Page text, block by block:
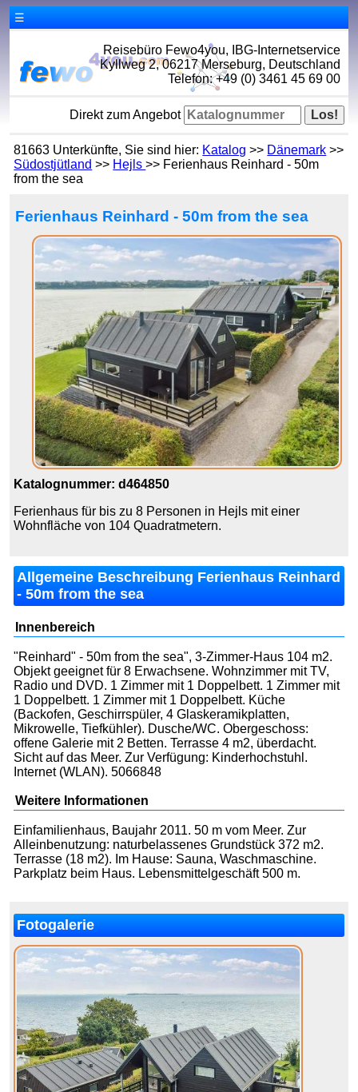
☰
Reisebüro Fewo4you, IBG-Internetservice
Kyllweg 2, 06217 Merseburg, Deutschland
Telefon: +49 (0) 3461 45 69 00
Direkt zum Angebot
81663 Unterkünfte, Sie sind hier: Katalog >> Dänemark >>
Südostjütland >> Hejls>> Ferienhaus Reinhard - 50m
from the sea
Ferienhaus Reinhard - 50m from the sea
Katalognummer: d464850
Ferienhaus für bis zu 8 Personen in Hejls mit einer
Wohnfläche von 104 Quadratmetern.
Allgemeine Beschreibung Ferienhaus Reinhard
- 50m from the sea
Innenbereich
"Reinhard" - 50m from the sea", 3-Zimmer-Haus 104 m2.
Objekt geeignet für 8 Erwachsene. Wohnzimmer mit TV,
Radio und DVD. 1 Zimmer mit 1 Doppelbett. 1 Zimmer mit
1 Doppelbett. 1 Zimmer mit 1 Doppelbett. Küche
(Backofen, Geschirrspüler, 4 Glaskeramikplatten,
Mikrowelle, Tiefkühler). Dusche/WC. Obergeschoss:
offene Galerie mit 2 Betten. Terrasse 4 m2, überdacht.
Sicht auf das Meer. Zur Verfügung: Kinderhochstuhl.
Internet (WLAN). 5066848
Weitere Informationen
Einfamilienhaus, Baujahr 2011. 50 m vom Meer. Zur
Alleinbenutzung: naturbelassenes Grundstück 372 m2.
Terrasse (18 m2). Im Hause: Sauna, Waschmaschine.
Parkplatz beim Haus. Lebensmittelgeschäft 500 m.
Fotogalerie